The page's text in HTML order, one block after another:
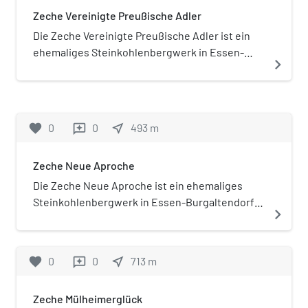
Zeche Vereinigte Preußische Adler
Die Zeche Vereinigte Preußische Adler ist ein
ehemaliges Steinkohlenbergwerk in Essen-
einer Konsolidation von zuvor eigenständigen
navigate_next
favorite 0 reviews 0 near_me 493 m
Zeche Neue Aproche
Die Zeche Neue Aproche ist ein ehemaliges
Steinkohlenbergwerk in Essen-Burgaltendorf.
Neue Approche und Zeche Neue Aprosche
navigate_next
favorite 0 reviews 0 near_me 713 m
Zeche Mülheimerglück